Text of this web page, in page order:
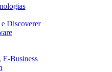
Discoverer
E-Business